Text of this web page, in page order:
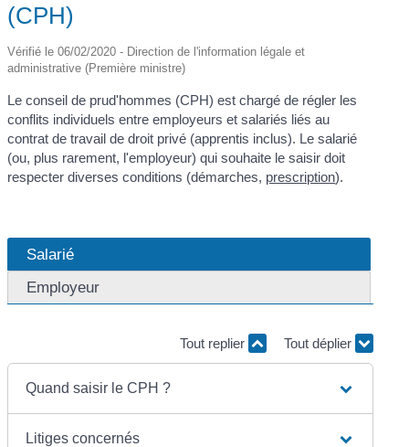
(CPH)
Vérifié le 06/02/2020 - Direction de l'information légale et
administrative (Première ministre)
Le conseil de prud'hommes (CPH) est chargé de régler les
conflits individuels entre employeurs et salariés liés au
contrat de travail de droit privé (apprentis inclus). Le salarié
(ou, plus rarement, l'employeur) qui souhaite le saisir doit
respecter diverses conditions (démarches, prescription).
Salarié
Employeur
Tout replier Tout déplier
Quand saisir le CPH ?
Litiges concernés